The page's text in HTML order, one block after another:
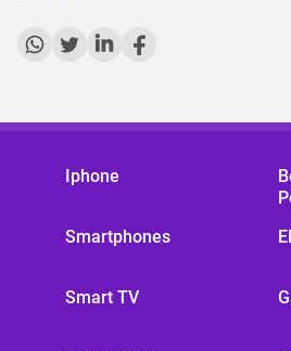
Iphone
Smartphones
Smart TV